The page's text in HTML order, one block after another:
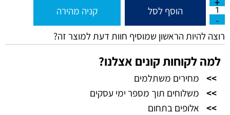
הוסף לסל קניה מהירה
רוצה להיות הראשון שמוסיף חוות דעת למוצר זה?
למה לקוחות קונים אצלנו?
>>
מחירים משתלמים
>>
משלוחים תוך מספר ימי עסקים
>>
אלופים בתחום